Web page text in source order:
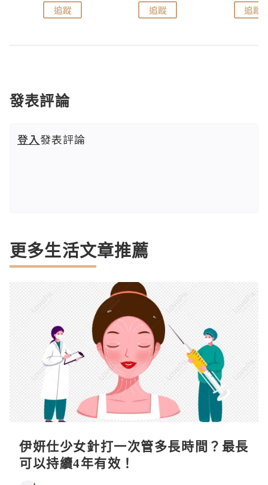
追蹤 追蹤 追蹤
發表評論
登入發表評論
更多生活文章推薦
伊妍仕少女針打一次管多長時間？最長
可以持續4年有效！